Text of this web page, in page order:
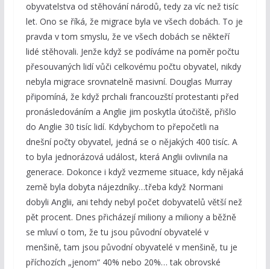
obyvatelstva od stěhování národů, tedy za víc než tisíc
let. Ono se říká, že migrace byla ve všech dobách. To je
pravda v tom smyslu, že ve všech dobách se někteří
lidé stěhovali. Jenže když se podíváme na poměr počtu
přesouvaných lidí vůči celkovému počtu obyvatel, nikdy
nebyla migrace srovnatelně masivní. Douglas Murray
připomíná, že když prchali francouzští protestanti před
pronásledováním a Anglie jim poskytla útočiště, přišlo
do Anglie 30 tisíc lidí. Kdybychom to přepočetli na
dnešní počty obyvatel, jedná se o nějakých 400 tisíc. A
to byla jednorázová událost, která Anglii ovlivnila na
generace. Dokonce i když vezmeme situace, kdy nějaká
země byla dobyta nájezdníky…třeba když Normani
dobyli Anglii, ani tehdy nebyl počet dobyvatelů větší než
pět procent. Dnes přicházejí miliony a miliony a běžně
se mluví o tom, že tu jsou původní obyvatelé v
menšině, tam jsou původní obyvatelé v menšině, tu je
příchozích „jenom“ 40% nebo 20%… tak obrovské